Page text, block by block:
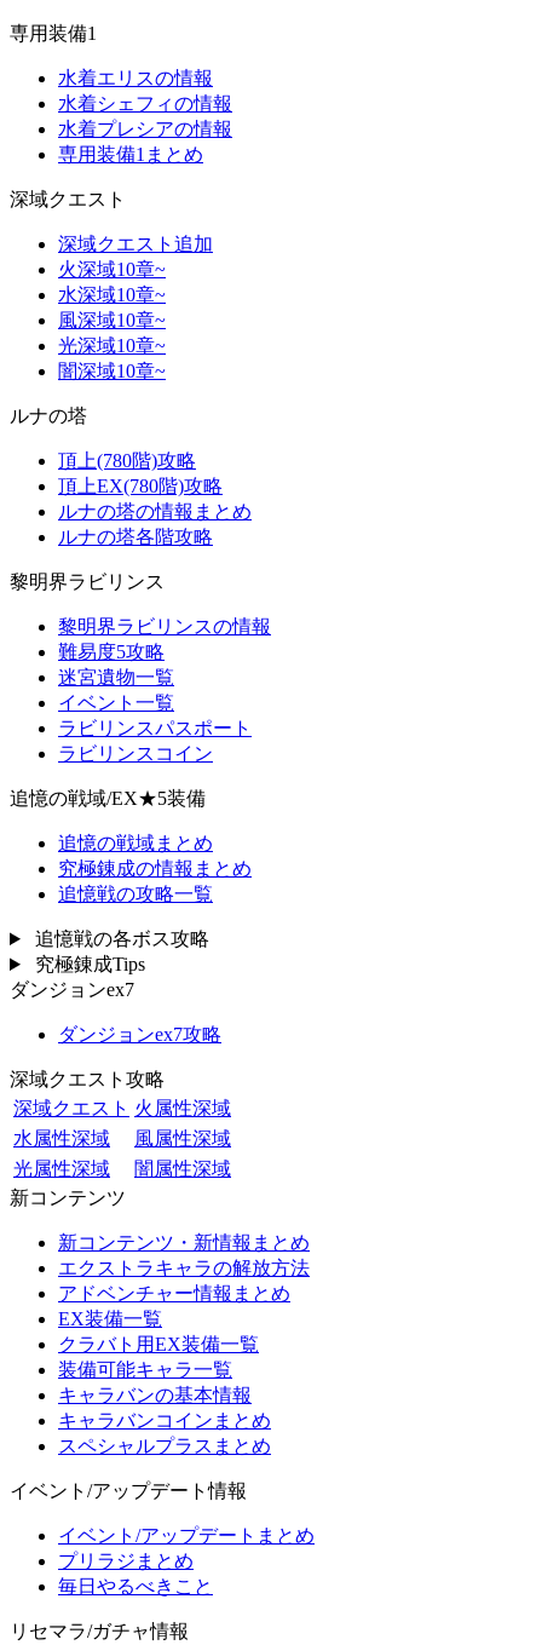
専用装備1
水着エリスの情報
水着シェフィの情報
水着プレシアの情報
専用装備1まとめ
深域クエスト
深域クエスト追加
火深域10章~
水深域10章~
風深域10章~
光深域10章~
闇深域10章~
ルナの塔
頂上(780階)攻略
頂上EX(780階)攻略
ルナの塔の情報まとめ
ルナの塔各階攻略
黎明界ラビリンス
黎明界ラビリンスの情報
難易度5攻略
迷宮遺物一覧
イベント一覧
ラビリンスパスポート
ラビリンスコイン
追憶の戦域/EX★5装備
追憶の戦域まとめ
究極錬成の情報まとめ
追憶戦の攻略一覧
追憶戦の各ボス攻略
究極錬成Tips
ダンジョンex7
ダンジョンex7攻略
深域クエスト攻略
深域クエスト 火属性深域
水属性深域
風属性深域
光属性深域
闇属性深域
新コンテンツ
新コンテンツ・新情報まとめ
エクストラキャラの解放方法
アドベンチャー情報まとめ
EX装備一覧
クラバト用EX装備一覧
装備可能キャラ一覧
キャラバンの基本情報
キャラバンコインまとめ
スペシャルプラスまとめ
イベント/アップデート情報
イベント/アップデートまとめ
プリラジまとめ
毎日やるべきこと
リセマラ/ガチャ情報